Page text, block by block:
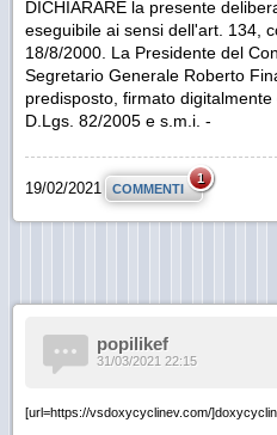
19/02/2021 COMMENTI
1
popilikef
[url=https://vsdoxycyclinev.com/
31/03/2021 22:15